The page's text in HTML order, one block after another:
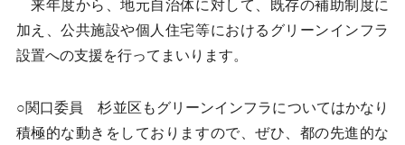
来年度から、地元自治体に対して、既存の補助制度に
加え、公共施設や個人住宅等におけるグリーンインフラ
設置への支援を行ってまいります。
○関口委員 杉並区もグリーンインフラについてはかなり
積極的な動きをしておりますので、ぜひ、都の先進的な